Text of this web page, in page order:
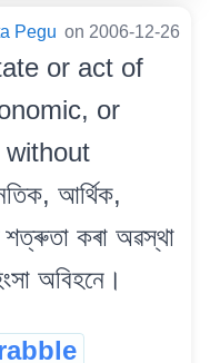
Pegu on 2006-12-26
or act of
or
without
আৰ্থিক,
শত্ৰুতা কৰা অৱস্থা
অবিহনে।